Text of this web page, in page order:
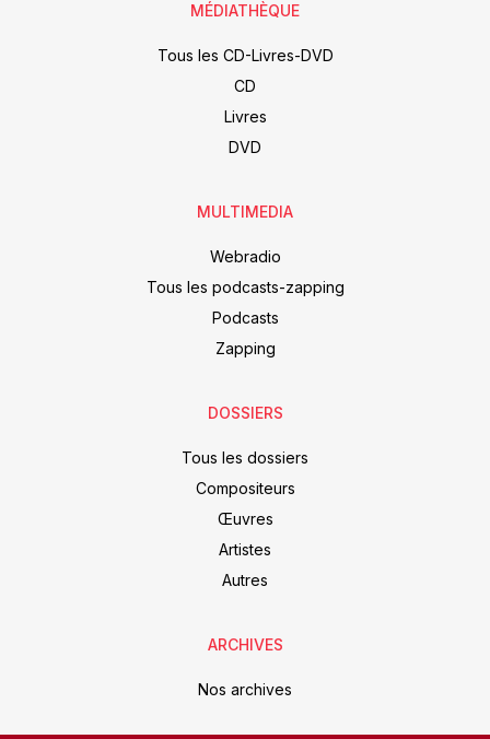
MÉDIATHÈQUE
Tous les CD-Livres-DVD
CD
Livres
DVD
MULTIMEDIA
Webradio
Tous les podcasts-zapping
Podcasts
Zapping
DOSSIERS
Tous les dossiers
Compositeurs
Œuvres
Artistes
Autres
ARCHIVES
Nos archives